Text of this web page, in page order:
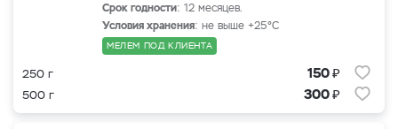
Срок годности: 12 месяцев.
Условия хранения: не выше +25°С
МЕЛЕМ ПОД КЛИЕНТА
250 г 150₽
500 г 300₽